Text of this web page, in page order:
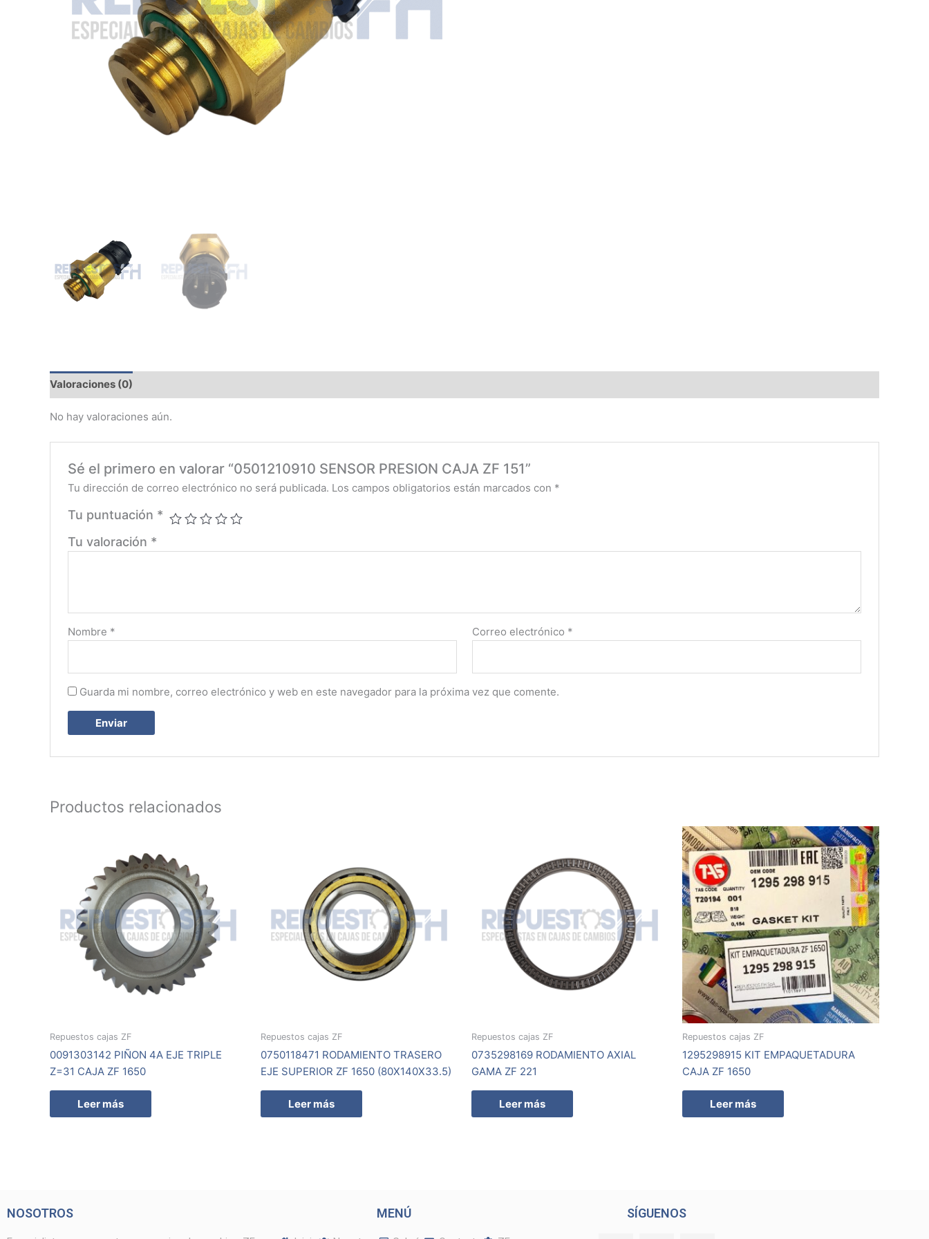
Valoraciones (0)
No hay valoraciones aún.
Sé el primero en valorar “0501210910 SENSOR PRESION CAJA ZF 151”
Tu dirección de correo electrónico no será publicada. Los campos obligatorios están marcados con *
Tu puntuación *
Tu valoración *
Nombre * Correo electrónico *
Guarda mi nombre, correo electrónico y web en este navegador para la próxima vez que comente.
Productos relacionados
Repuestos cajas ZF
0091303142 PIÑON 4A EJE TRIPLE
Z=31 CAJA ZF 1650
Leer más
Repuestos cajas ZF
0750118471 RODAMIENTO TRASERO
EJE SUPERIOR ZF 1650 (80X140X33.5)
Leer más
Repuestos cajas ZF
0735298169 RODAMIENTO AXIAL
GAMA ZF 221
Leer más
Repuestos cajas ZF
1295298915 KIT EMPAQUETADURA
CAJA ZF 1650
Leer más
NOSOTROS MENÚ SÍGUENOS